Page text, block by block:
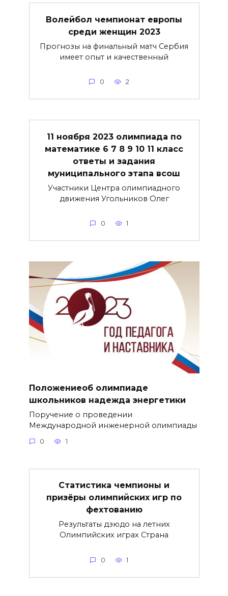
Волейбол чемпионат европы
среди женщин 2023
Прогнозы на финальный матч Сербия
имеет опыт и качественный
0 2
11 ноября 2023 олимпиада по
математике 6 7 8 9 10 11 класс
ответы и задания
муниципального этапа всош
Участники Центра олимпиадного
движения Угольников Олег
0 1
Положениеоб олимпиаде
школьников надежда энергетики
Поручение о проведении
Международной инженерной олимпиады
0 1
Статистика чемпионы и
призёры олимпийских игр по
фехтованию
Результаты дзюдо на летних
Олимпийских играх Страна
0 1